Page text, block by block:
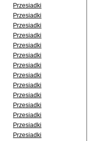
Przesiadki
Przesiadki
Przesiadki
Przesiadki
Przesiadki
Przesiadki
Przesiadki
Przesiadki
Przesiadki
Przesiadki
Przesiadki
Przesiadki
Przesiadki
Przesiadki